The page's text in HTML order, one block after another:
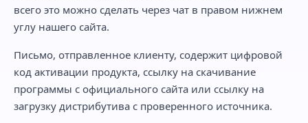
всего это можно сделать через чат в правом нижнем
углу нашего сайта.
Письмо, отправленное клиенту, содержит цифровой
код активации продукта, ссылку на скачивание
программы с официального сайта или ссылку на
загрузку дистрибутива с проверенного источника.